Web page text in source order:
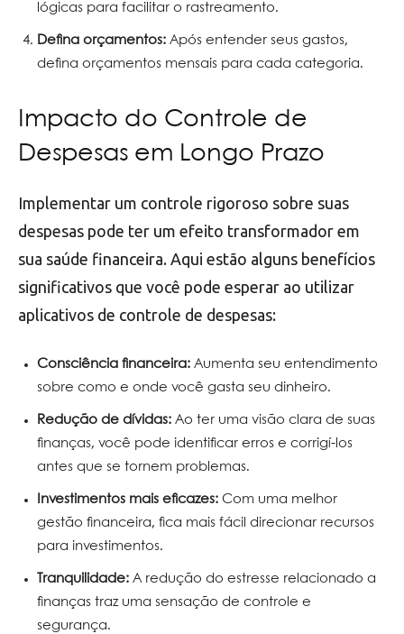
lógicas para facilitar o rastreamento.
Defina orçamentos: Após entender seus gastos,
defina orçamentos mensais para cada categoria.
Impacto do Controle de
Despesas em Longo Prazo
Implementar um controle rigoroso sobre suas
despesas pode ter um efeito transformador em
sua saúde financeira. Aqui estão alguns benefícios
significativos que você pode esperar ao utilizar
aplicativos de controle de despesas:
Consciência financeira: Aumenta seu entendimento
sobre como e onde você gasta seu dinheiro.
Redução de dívidas: Ao ter uma visão clara de suas
finanças, você pode identificar erros e corrigí-los
antes que se tornem problemas.
Investimentos mais eficazes: Com uma melhor
gestão financeira, fica mais fácil direcionar recursos
para investimentos.
Tranquilidade: A redução do estresse relacionado a
finanças traz uma sensação de controle e
segurança.